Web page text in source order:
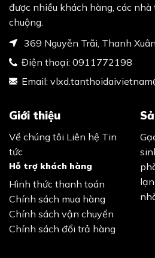
được nhiều khách hàng, các
chuộng.
369 Nguyễn Trãi, Thanh
Điện thoại: 0911772198
Email:
Giới thiệu
Về chúng tôi Liên hệ Tin
tức
Hỗ trợ khách hàng
Hình thức thanh toán
Chính sách mua hàng
Chính sách vận chuyển
Chính sách đổi trả hàng